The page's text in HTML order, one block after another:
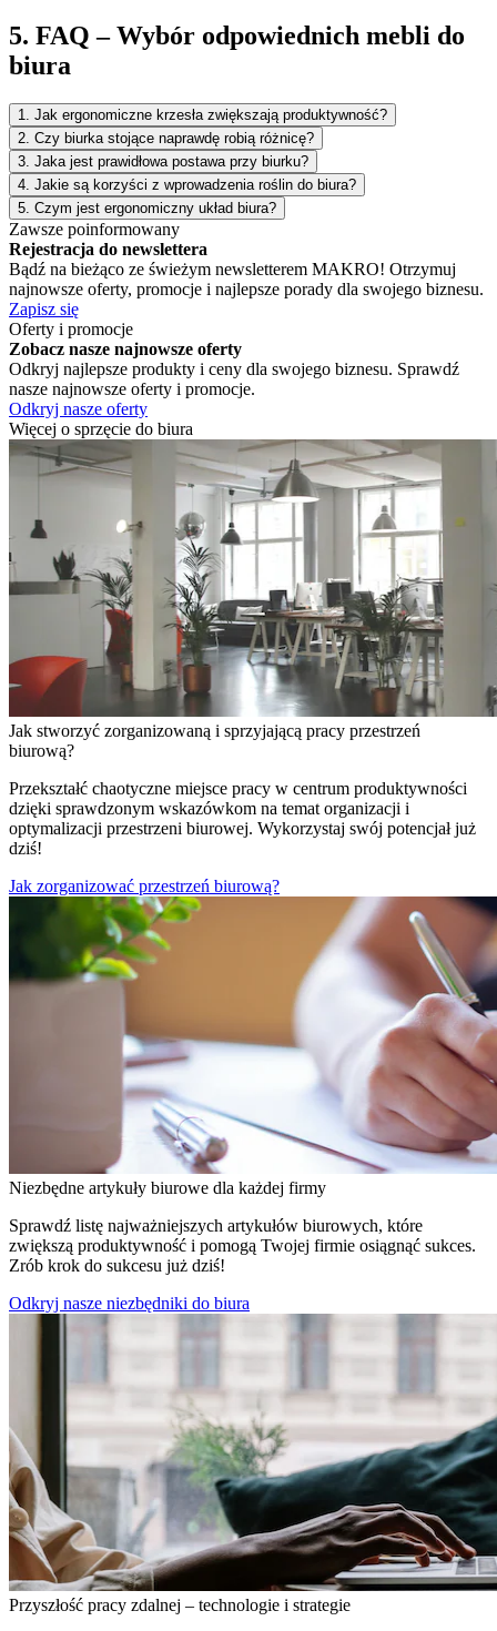
5. FAQ – Wybór odpowiednich mebli do
biura
1. Jak ergonomiczne krzesła zwiększają produktywność?
2. Czy biurka stojące naprawdę robią różnicę?
3. Jaka jest prawidłowa postawa przy biurku?
4. Jakie są korzyści z wprowadzenia roślin do biura?
5. Czym jest ergonomiczny układ biura?
Zawsze poinformowany
Rejestracja do newslettera
Bądź na bieżąco ze świeżym newsletterem MAKRO! Otrzymuj
najnowsze oferty, promocje i najlepsze porady dla swojego biznesu.
Zapisz się
Oferty i promocje
Zobacz nasze najnowsze oferty
Odkryj najlepsze produkty i ceny dla swojego biznesu. Sprawdź
nasze najnowsze oferty i promocje.
Odkryj nasze oferty
Więcej o sprzęcie do biura
Jak stworzyć zorganizowaną i sprzyjającą pracy przestrzeń
biurową?
Przekształć chaotyczne miejsce pracy w centrum produktywności
dzięki sprawdzonym wskazówkom na temat organizacji i
optymalizacji przestrzeni biurowej. Wykorzystaj swój potencjał już
dziś!
Jak zorganizować przestrzeń biurową?
Niezbędne artykuły biurowe dla każdej firmy
Sprawdź listę najważniejszych artykułów biurowych, które
zwiększą produktywność i pomogą Twojej firmie osiągnąć sukces.
Zrób krok do sukcesu już dziś!
Odkryj nasze niezbędniki do biura
Przyszłość pracy zdalnej – technologie i strategie